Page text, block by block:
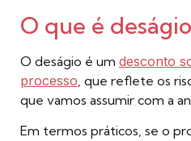
O que é
O deságio é um desconto
processo, que reflete os
que vamos assumir com a
Em termos práticos, se o